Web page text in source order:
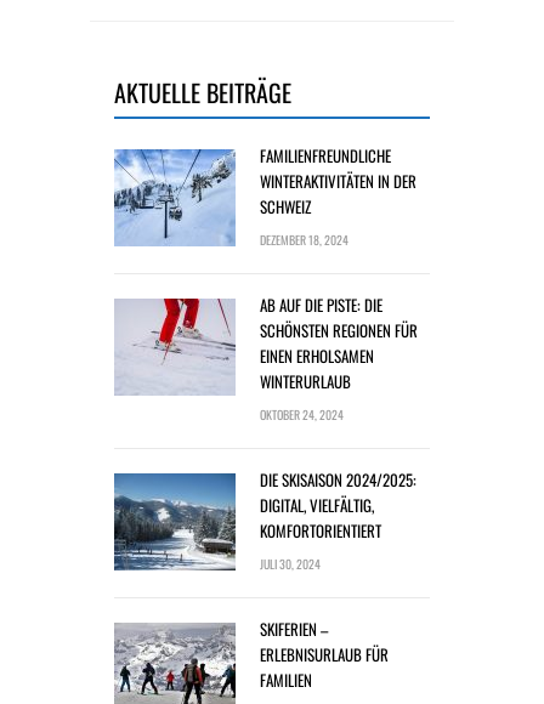
AKTUELLE BEITRÄGE
FAMILIENFREUNDLICHE
WINTERAKTIVITÄTEN IN DER
SCHWEIZ
DEZEMBER 18, 2024
AB AUF DIE PISTE: DIE
SCHÖNSTEN REGIONEN FÜR
EINEN ERHOLSAMEN
WINTERURLAUB
OKTOBER 24, 2024
DIE SKISAISON 2024/2025:
DIGITAL, VIELFÄLTIG,
KOMFORTORIENTIERT
JULI 30, 2024
SKIFERIEN –
ERLEBNISURLAUB FÜR
FAMILIEN